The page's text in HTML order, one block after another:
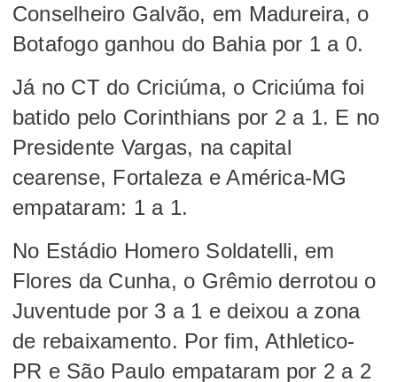
Conselheiro Galvão, em Madureira, o
Botafogo ganhou do Bahia por 1 a 0.
Já no CT do Criciúma, o Criciúma foi
batido pelo Corinthians por 2 a 1. E no
Presidente Vargas, na capital
cearense, Fortaleza e América-MG
empataram: 1 a 1.
No Estádio Homero Soldatelli, em
Flores da Cunha, o Grêmio derrotou o
Juventude por 3 a 1 e deixou a zona
de rebaixamento. Por fim, Athletico-
PR e São Paulo empataram por 2 a 2